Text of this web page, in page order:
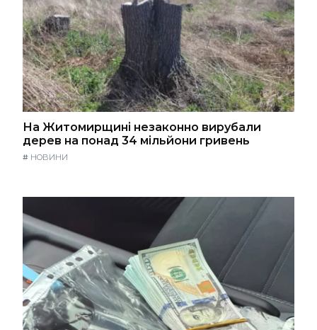
На Житомирщині незаконно вирубали
дерев на понад 34 мільйони гривень
# НОВИНИ